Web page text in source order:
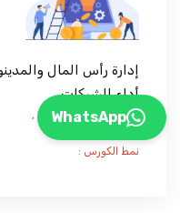
إدارة رأس المال
أداء الشركات
كود الكورس : PF1-113 ,
نمط الكورس :
WhatsApp